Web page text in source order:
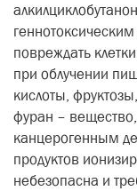
повреждать
при облучении
кислоты,
фуран –
канцерогенным
продуктов
небезопасна и